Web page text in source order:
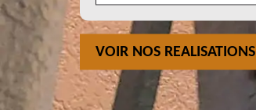
VOIR NOS REALISATIONS